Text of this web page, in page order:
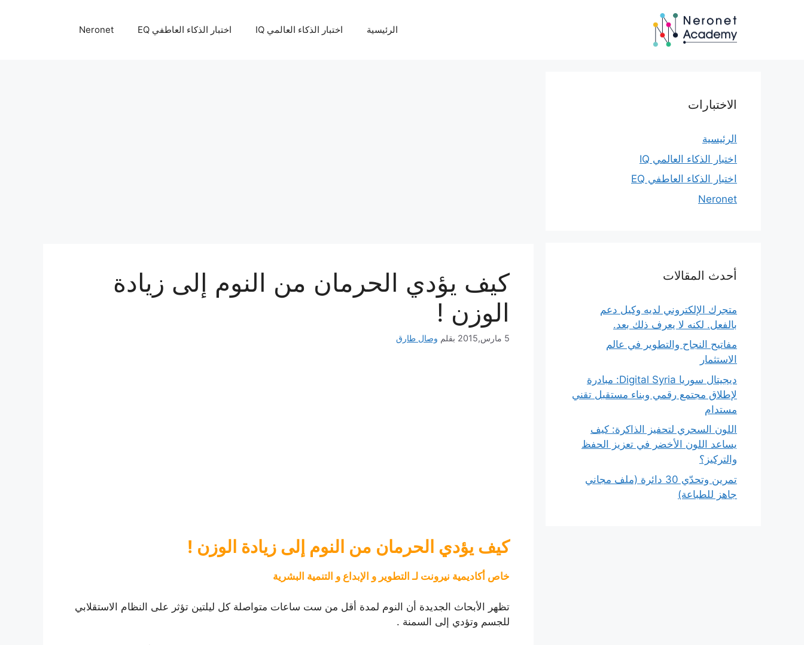
الرئيسية اختبار الذكاء العالمي IQ اختبار الذكاء العاطفي EQ Neronet
كيف يؤدي الحرمان من النوم إلى زيادة
الوزن !
5 مارس,2015 بقلم وصال طارق
كيف يؤدي الحرمان من النوم إلى زيادة الوزن !
خاص أكاديمية نيرونت لـ التطوير و الإبداع و التنمية البشرية
تظهر الأبحاث الجديدة أن النوم لمدة أقل من ست ساعات متواصلة كل ليلتين تؤثر على النظام الاستقلابي
للجسم وتؤدي إلى السمنة .
الاختبارات
الرئيسية
اختبار الذكاء العالمي IQ
اختبار الذكاء العاطفي EQ
Neronet
أحدث المقالات
متجرك الإلكتروني لديه وكيل دعم
بالفعل. لكنه لا يعرف ذلك بعد.
مفاتيح النجاح والتطوير في عالم
الاستثمار
ديجيتال سوريا Digital Syria: مبادرة
لإطلاق مجتمع رقمي وبناء مستقبل تقني
مستدام
اللون السحري لتحفيز الذاكرة: كيف
يساعد اللون الأخضر في تعزيز الحفظ
والتركيز؟
تمرين وتحدّي 30 دائرة (ملف مجاني
جاهز للطباعة)